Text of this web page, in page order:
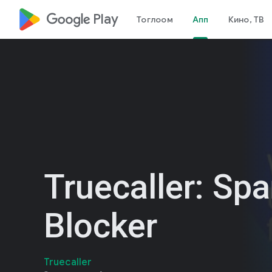
google_logo Play Тоглоом Апп Кино, ТВ
Truecaller:
Blocker
Truecaller